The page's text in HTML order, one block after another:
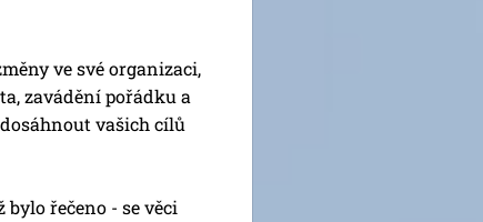
ve své organizaci,
zavádění pořádku a
vašich cílů
bylo řečeno - se věci